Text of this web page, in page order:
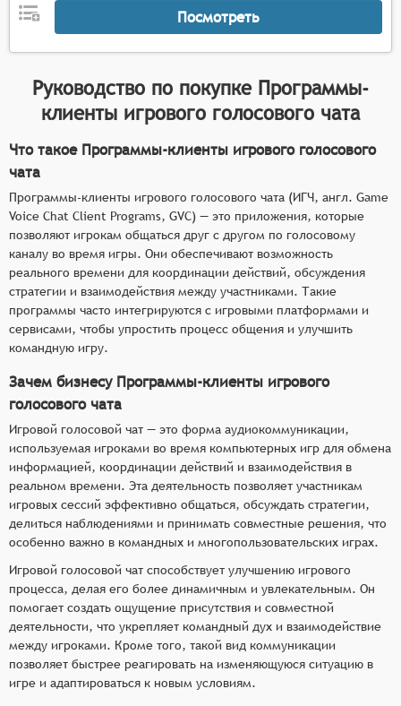
Канальная система общения с поддержкой
общения, общих каналов для всех участников и
возможностью быстрого переключения между
Голосовая активация с настраиваемыми
кнопки или по уровню громкости голоса) и
возможностью быстрого отключения звука,
Совместимость с игровыми платформами с
поддержкой популярных игровых движков и
возможностью встраивания чата
непосредственно в интерфейс игры для
максимального удобства использования.
Посмотреть
Руководство по покупке Программы-
клиенты игрового голосового чата
Что такое Программы-клиенты игрового голосового
чата
Программы-клиенты игрового голосового чата (ИГЧ, англ. Game
Voice Chat Client Programs, GVC) — это приложения, которые
позволяют игрокам общаться друг с другом по голосовому
каналу во время игры. Они обеспечивают возможность
реального времени для координации действий, обсуждения
стратегии и взаимодействия между участниками. Такие
программы часто интегрируются с игровыми платформами и
сервисами, чтобы упростить процесс общения и улучшить
командную игру.
Зачем бизнесу Программы-клиенты игрового
голосового чата
Игровой голосовой чат — это форма аудиокоммуникации,
используемая игроками во время компьютерных игр для обмена
информацией, координации действий и взаимодействия в
реальном времени. Эта деятельность позволяет участникам
игровых сессий эффективно общаться, обсуждать стратегии,
делиться наблюдениями и принимать совместные решения, что
особенно важно в командных и многопользовательских играх.
Игровой голосовой чат способствует улучшению игрового
процесса, делая его более динамичным и увлекательным. Он
помогает создать ощущение присутствия и совместной
деятельности, что укрепляет командный дух и взаимодействие
между игроками. Кроме того, такой вид коммуникации
позволяет быстрее реагировать на изменяющуюся ситуацию в
игре и адаптироваться к новым условиям.